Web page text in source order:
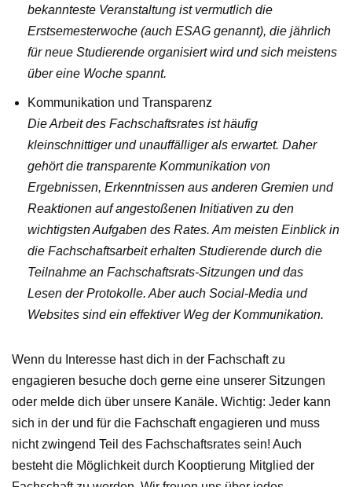
bekannteste Veranstaltung ist vermutlich die
Erstsemesterwoche (auch ESAG genannt), die jährlich
für neue Studierende organisiert wird und sich meistens
über eine Woche spannt.
Kommunikation und Transparenz
Die Arbeit des Fachschaftsrates ist häufig
kleinschnittiger und unauffälliger als erwartet. Daher
gehört die transparente Kommunikation von
Ergebnissen, Erkenntnissen aus anderen Gremien und
Reaktionen auf angestoßenen Initiativen zu den
wichtigsten Aufgaben des Rates. Am meisten Einblick in
die Fachschaftsarbeit erhalten Studierende durch die
Teilnahme an Fachschaftsrats-Sitzungen und das
Lesen der Protokolle. Aber auch Social-Media und
Websites sind ein effektiver Weg der Kommunikation.
Wenn du Interesse hast dich in der Fachschaft zu
engagieren besuche doch gerne eine unserer Sitzungen
oder melde dich über unsere Kanäle. Wichtig: Jeder kann
sich in der und für die Fachschaft engagieren und muss
nicht zwingend Teil des Fachschaftsrates sein! Auch
besteht die Möglichkeit durch Kooptierung Mitglied der